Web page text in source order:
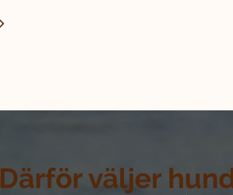
Därför väljer